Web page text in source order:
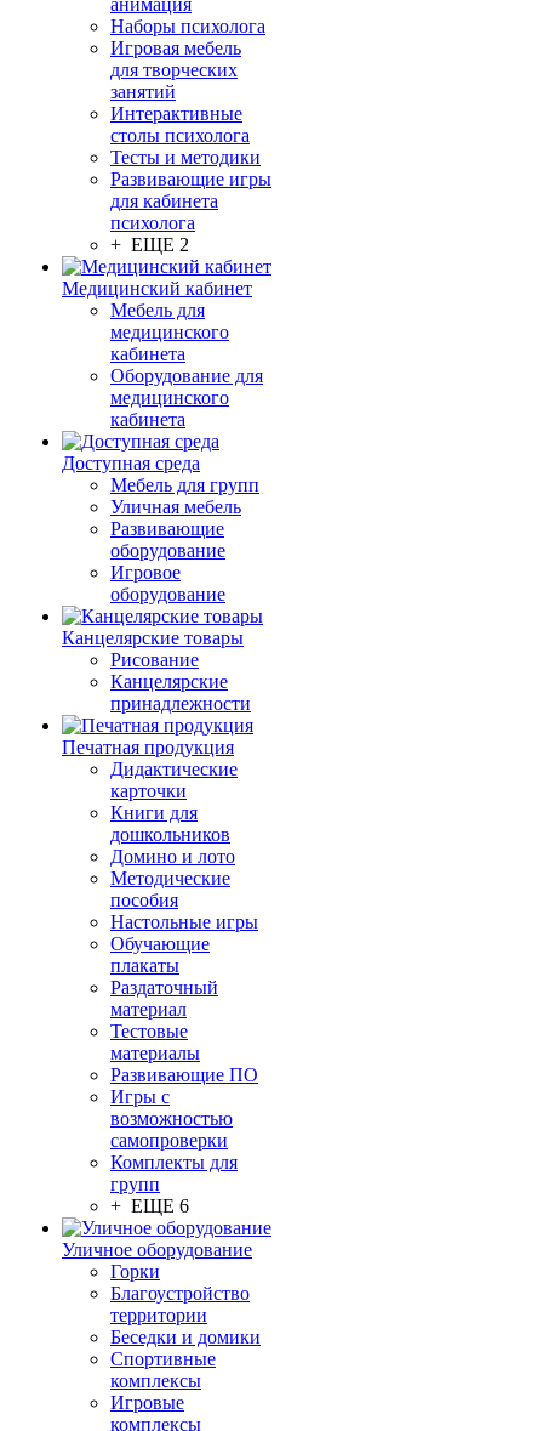
анимация
Наборы психолога
Игровая мебель
для творческих
занятий
Интерактивные
столы психолога
Тесты и методики
Развивающие игры
для кабинета
психолога
+ ЕЩЕ 2
Медицинский кабинет
Мебель для
медицинского
кабинета
Оборудование для
медицинского
кабинета
Доступная среда
Мебель для групп
Уличная мебель
Развивающие
оборудование
Игровое
оборудование
Канцелярские товары
Рисование
Канцелярские
принадлежности
Печатная продукция
Дидактические
карточки
Книги для
дошкольников
Домино и лото
Методические
пособия
Настольные игры
Обучающие
плакаты
Раздаточный
материал
Тестовые
материалы
Развивающие ПО
Игры с
возможностью
самопроверки
Комплекты для
групп
+ ЕЩЕ 6
Уличное оборудование
Горки
Благоустройство
территории
Беседки и домики
Спортивные
комплексы
Игровые
комплексы